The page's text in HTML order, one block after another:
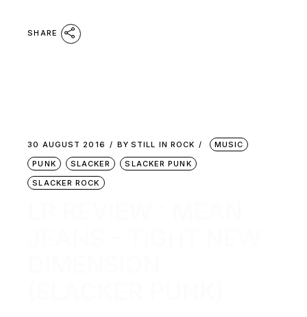
SHARE
30 AUGUST 2016 BY STILL IN ROCK
MUSIC
PUNK
SLACKER
SLACKER PUNK
SLACKER ROCK